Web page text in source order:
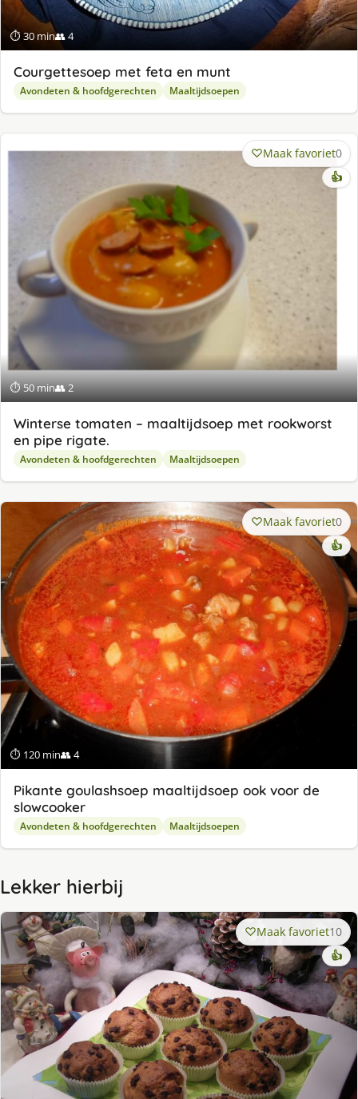
⏱ 30 min👥 4
Courgettesoep met feta en munt
Avondeten & hoofdgerechten Maaltijdsoepen
⏱ 50 min👥 2
Maak favoriet0
👍
Winterse tomaten – maaltijdsoep met rookworst
en pipe rigate.
Avondeten & hoofdgerechten Maaltijdsoepen
⏱ 120 min👥 4
Maak favoriet0
👍
Pikante goulashsoep maaltijdsoep ook voor de
slowcooker
Avondeten & hoofdgerechten Maaltijdsoepen
Lekker hierbij
Maak favoriet10
👍